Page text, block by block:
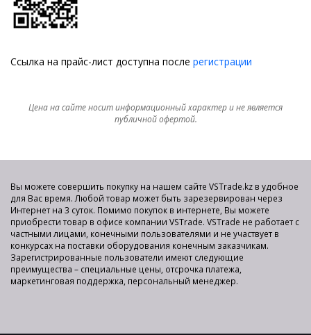
Ссылка на прайс-лист доступна после регистрации
Цена на сайте носит информационный характер и не является
публичной офертой.
Вы можете совершить покупку на нашем сайте VSTrade.kz в удобное
для Вас время. Любой товар может быть зарезервирован через
Интернет на 3 суток. Помимо покупок в интернете, Вы можете
приобрести товар в офисе компании VSTrade. VSTrade не работает с
частными лицами, конечными пользователями и не участвует в
конкурсах на поставки оборудования конечным заказчикам.
Зарегистрированные пользователи имеют следующие
преимущества – специальные цены, отсрочка платежа,
маркетинговая поддержка, персональный менеджер.